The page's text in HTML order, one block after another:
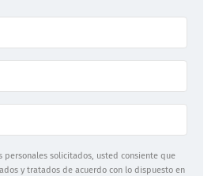
personales solicitados, usted consiente que
y tratados de acuerdo con lo dispuesto en